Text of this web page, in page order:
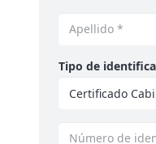
Tipo de